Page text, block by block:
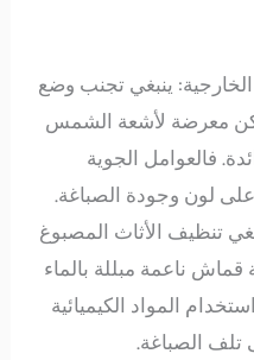
ينبغي تجنب وضع
معرضة لأشعة الشمس
فالعوامل الجوية
على لون وجودة الصباغة.
تنظيف الأثاث المصبوغ
ناعمة مبللة بالماء
المواد الكيميائية
تلف الصباغة.